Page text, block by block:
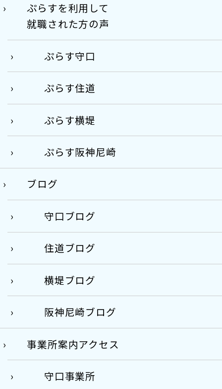
ぷらすを利用して
就職された方の声
ぷらす守口
ぷらす住道
ぷらす横堤
ぷらす阪神尼崎
ブログ
守口ブログ
住道ブログ
横堤ブログ
阪神尼崎ブログ
事業所案内アクセス
守口事業所